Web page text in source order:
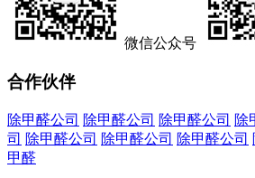
微信公众号
合作伙伴
除甲醛公司 除甲醛公司 除甲醛公司 除
司 除甲醛公司 除甲醛公司 除甲醛公司
甲醛